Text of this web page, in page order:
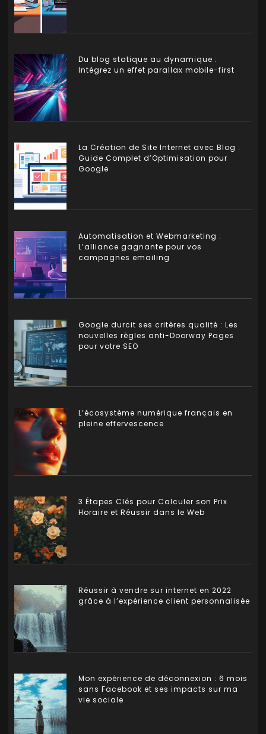
Du blog statique au dynamique :
Intégrez un effet parallax mobile-first
La Création de Site Internet avec Blog :
Guide Complet d’Optimisation pour
Google
Automatisation et Webmarketing :
L’alliance gagnante pour vos
campagnes emailing
Google durcit ses critères qualité : Les
nouvelles règles anti-Doorway Pages
pour votre SEO
L’écosystème numérique français en
pleine effervescence
3 Étapes Clés pour Calculer son Prix
Horaire et Réussir dans le Web
Réussir à vendre sur internet en 2022
grâce à l’expérience client personnalisée
Mon expérience de déconnexion : 6 mois
sans Facebook et ses impacts sur ma
vie sociale